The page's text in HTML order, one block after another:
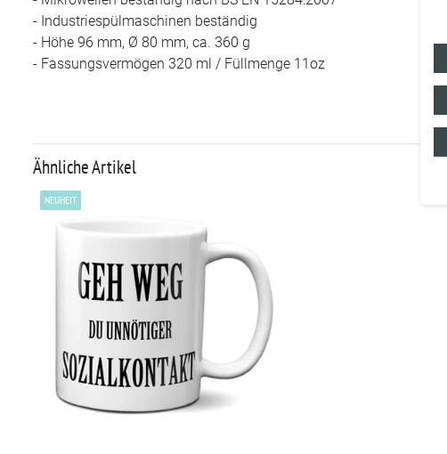
- Industriespülmaschinen beständig
- Höhe 96 mm, Ø 80 mm, ca. 360 g
- Fassungsvermögen 320 ml / Füllmenge 11oz
Ähnliche Artikel
NEUHEIT